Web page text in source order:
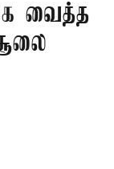
வைத்த